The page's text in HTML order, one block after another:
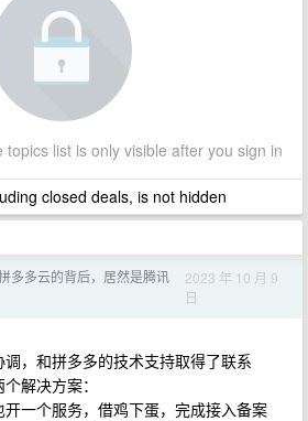
topics list is only visible after you sign in
closed deals, is not hidden
多多云的背后，居然是腾讯
2023 年 10 月 9
日
，和拼多多的技术支持取得了联系
解决方案：
一个服务，借鸡下蛋，完成接入备案